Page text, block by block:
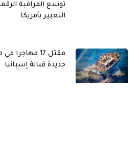
توسع المراقبة
التعبير بأمريكا
مقتل 17
جديدة قبالة إسبانيا